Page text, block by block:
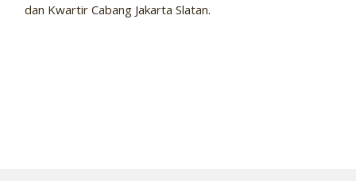
dan Kwartir Cabang Jakarta Slatan.